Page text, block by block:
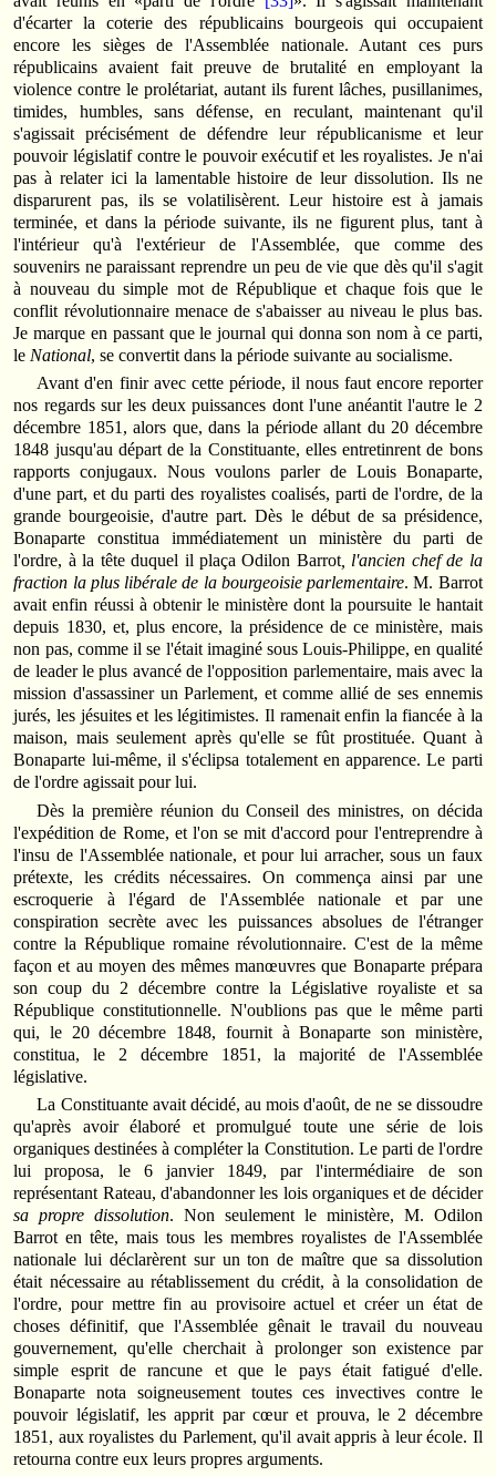
d'écarter la coterie des républicains bourgeois qui occupaient
encore les sièges de l'Assemblée nationale. Autant ces purs
républicains avaient fait preuve de brutalité en employant la
violence contre le prolétariat, autant ils furent lâches, pusillanimes,
timides, humbles, sans défense, en reculant, maintenant qu'il
s'agissait précisément de défendre leur républicanisme et leur
pouvoir législatif contre le pouvoir exécutif et les royalistes. Je n'ai
pas à relater ici la lamentable histoire de leur dissolution. Ils ne
disparurent pas, ils se volatilisèrent. Leur histoire est à jamais
terminée, et dans la période suivante, ils ne figurent plus, tant à
l'intérieur qu'à l'extérieur de l'Assemblée, que comme des
souvenirs ne paraissant reprendre un peu de vie que dès qu'il s'agit
à nouveau du simple mot de République et chaque fois que le
conflit révolutionnaire menace de s'abaisser au niveau le plus bas.
Je marque en passant que le journal qui donna son nom à ce parti,
le National, se convertit dans la période suivante au socialisme.
Avant d'en finir avec cette période, il nous faut encore reporter
nos regards sur les deux puissances dont l'une anéantit l'autre le 2
décembre 1851, alors que, dans la période allant du 20 décembre
1848 jusqu'au départ de la Constituante, elles entretinrent de bons
rapports conjugaux. Nous voulons parler de Louis Bonaparte,
d'une part, et du parti des royalistes coalisés, parti de l'ordre, de la
grande bourgeoisie, d'autre part. Dès le début de sa présidence,
Bonaparte constitua immédiatement un ministère du parti de
l'ordre, à la tête duquel il plaça Odilon Barrot, l'ancien chef de la
fraction la plus libérale de la bourgeoisie parlementaire. M. Barrot
avait enfin réussi à obtenir le ministère dont la poursuite le hantait
depuis 1830, et, plus encore, la présidence de ce ministère, mais
non pas, comme il se l'était imaginé sous Louis-Philippe, en qualité
de leader le plus avancé de l'opposition parlementaire, mais avec la
mission d'assassiner un Parlement, et comme allié de ses ennemis
jurés, les jésuites et les légitimistes. Il ramenait enfin la fiancée à la
maison, mais seulement après qu'elle se fût prostituée. Quant à
Bonaparte lui-même, il s'éclipsa totalement en apparence. Le parti
de l'ordre agissait pour lui.
Dès la première réunion du Conseil des ministres, on décida
l'expédition de Rome, et l'on se mit d'accord pour l'entreprendre à
l'insu de l'Assemblée nationale, et pour lui arracher, sous un faux
prétexte, les crédits nécessaires. On commença ainsi par une
escroquerie à l'égard de l'Assemblée nationale et par une
conspiration secrète avec les puissances absolues de l'étranger
contre la République romaine révolutionnaire. C'est de la même
façon et au moyen des mêmes manœuvres que Bonaparte prépara
son coup du 2 décembre contre la Législative royaliste et sa
République constitutionnelle. N'oublions pas que le même parti
qui, le 20 décembre 1848, fournit à Bonaparte son ministère,
constitua, le 2 décembre 1851, la majorité de l'Assemblée
législative.
La Constituante avait décidé, au mois d'août, de ne se dissoudre
qu'après avoir élaboré et promulgué toute une série de lois
organiques destinées à compléter la Constitution. Le parti de l'ordre
lui proposa, le 6 janvier 1849, par l'intermédiaire de son
représentant Rateau, d'abandonner les lois organiques et de décider
sa propre dissolution. Non seulement le ministère, M. Odilon
Barrot en tête, mais tous les membres royalistes de l'Assemblée
nationale lui déclarèrent sur un ton de maître que sa dissolution
était nécessaire au rétablissement du crédit, à la consolidation de
l'ordre, pour mettre fin au provisoire actuel et créer un état de
choses définitif, que l'Assemblée gênait le travail du nouveau
gouvernement, qu'elle cherchait à prolonger son existence par
simple esprit de rancune et que le pays était fatigué d'elle.
Bonaparte nota soigneusement toutes ces invectives contre le
pouvoir législatif, les apprit par cœur et prouva, le 2 décembre
1851, aux royalistes du Parlement, qu'il avait appris à leur école. Il
retourna contre eux leurs propres arguments.